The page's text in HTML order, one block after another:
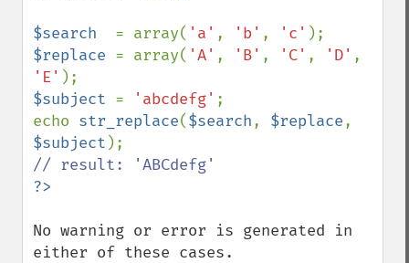
$search = array( 'a' , 'b' , 'c'
$replace = array( 'A' , 'B' , 'C' , 'D'
'E'
$subject = 'abcdefg' ;
echo str_replace($search, $replace
$subject
No warning or error is generated in
either of these cases.